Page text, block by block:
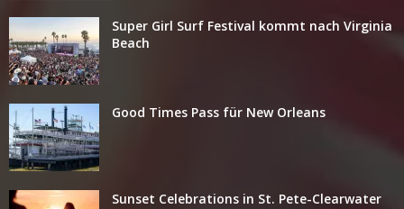
Super Girl Surf Festival kommt nach Virginia
Beach
Good Times Pass für New Orleans
Sunset Celebrations in St. Pete-Clearwater